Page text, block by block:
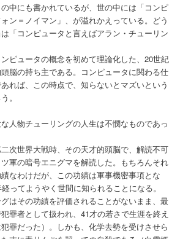
中にも書かれているが、世の中には「コンピ
ン＝ノイマン」、が溢れかえっている。どう
「コンピュータと言えばアラン・チューリン
ピュータの概念を初めて理論化した、20世紀
脳の持ち主である。コンピュータに関わる仕
れば、この時点で、知らないとマズいという
。
人物チューリングの人生は不憫なものであっ
次世界大戦時、その天才的頭脳で、解読不可
軍の暗号エニグマを解読した。もちろんそれ
なわけだが、この功績は軍事機密事項とな
ってようやく世間に知られることになる。
はその功績を評価されることがないまま、最
罪者として扱われ、41才の若さで生涯を終え
罪だった）。しかも、化学去勢を受けさせら